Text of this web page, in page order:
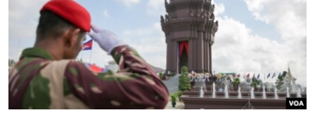
សម្ព័ន្ធ​
រំលង​
និង​
វិទ្យុ / ផតខាសថ៍
កម្មវិធីទាំងអស់
Khmer English
បណ្តាញ​សង្គម